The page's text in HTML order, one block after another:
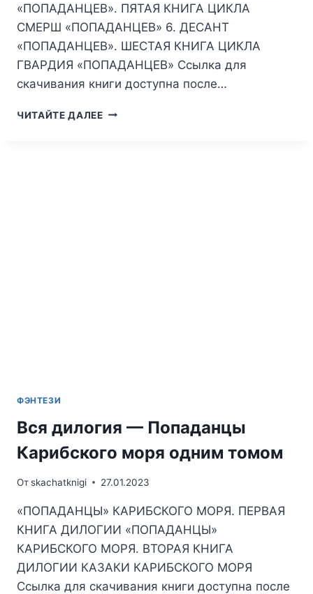
«ПОПАДАНЦЕВ». ПЯТАЯ КНИГА ЦИКЛА
СМЕРШ «ПОПАДАНЦЕВ» 6. ДЕСАНТ
«ПОПАДАНЦЕВ». ШЕСТАЯ КНИГА ЦИКЛА
ГВАРДИЯ «ПОПАДАНЦЕВ» Ссылка для
скачивания книги доступна после…
ЧИТАЙТЕ ДАЛЕЕ ВЕСЬ
ФЭНТЕЗИ
Вся дилогия — Попаданцы
Карибского моря одним томом
Отskachatknigi 27.01.2023
«ПОПАДАНЦЫ» КАРИБСКОГО МОРЯ. ПЕРВАЯ
КНИГА ДИЛОГИИ «ПОПАДАНЦЫ»
КАРИБСКОГО МОРЯ. ВТОРАЯ КНИГА
ДИЛОГИИ КАЗАКИ КАРИБСКОГО МОРЯ
Ссылка для скачивания книги доступна после